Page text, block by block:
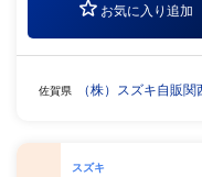
お気に入り追加
佐賀県 （株）スズキ自販
スズキ